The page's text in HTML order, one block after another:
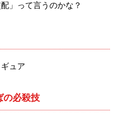
」って言うのかな？
ュア
の必殺技